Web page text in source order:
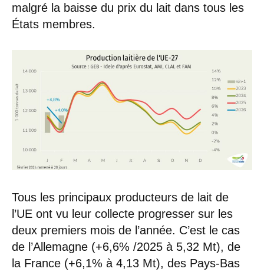
malgré la baisse du prix du lait dans tous les
États membres.
Tous les principaux producteurs de lait de
l’UE ont vu leur collecte progresser sur les
deux premiers mois de l’année. C’est le cas
de l’Allemagne (+6,6% /2025 à 5,32 Mt), de
la France (+6,1% à 4,13 Mt), des Pays-Bas